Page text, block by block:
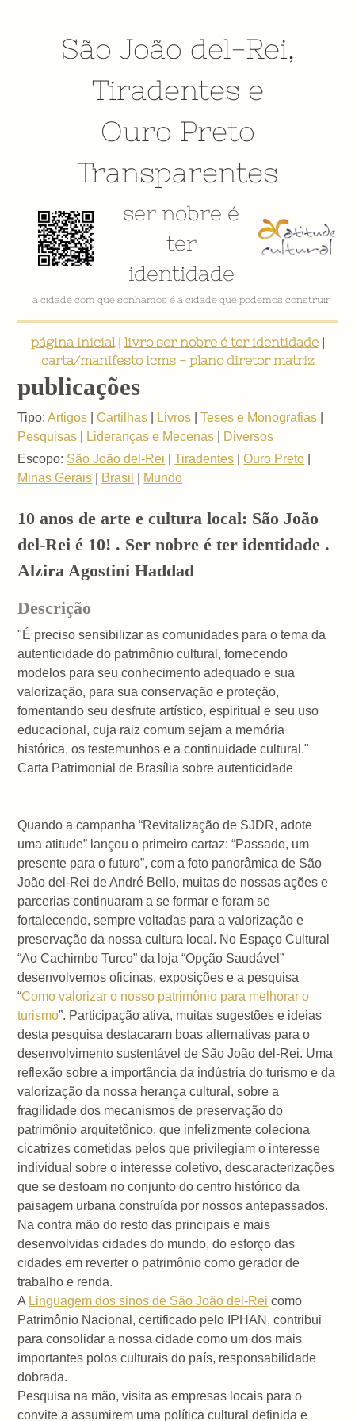
São João del-Rei,
Tiradentes e
Ouro Preto
Transparentes
ser nobre é
ter
identidade
a cidade com que sonhamos é a cidade que podemos construir
página inicial| livro ser nobre é ter identidade|
carta/manifesto icms - plano diretor matriz
publicações
Tipo: Artigos |Cartilhas Livros |Teses e Monografias
Pesquisas
Lideranças e Mecenas
Diversos
Escopo: São João del-Rei |Tiradentes |Ouro Preto
Minas Gerais
Brasil Mundo
10 anos de arte e cultura local: São João
del-Rei é 10! . Ser nobre é ter identidade .
Alzira Agostini Haddad
Descrição
"É preciso sensibilizar as comunidades para o tema da
autenticidade do patrimônio cultural, fornecendo
modelos para seu conhecimento adequado e sua
valorização, para sua conservação e proteção,
fomentando seu desfrute artístico, espiritual e seu uso
educacional, cuja raiz comum sejam a memória
histórica, os testemunhos e a continuidade cultural."
Carta Patrimonial de Brasília sobre autenticidade
Quando a campanha “Revitalização de SJDR, adote
uma atitude” lançou o primeiro cartaz: “Passado, um
presente para o futuro”, com a foto panorâmica de São
João del-Rei de André Bello, muitas de nossas ações e
parcerias continuaram a se formar e foram se
fortalecendo, sempre voltadas para a valorização e
preservação da nossa cultura local. No Espaço Cultural
“Ao Cachimbo Turco” da loja “Opção Saudável”
desenvolvemos oficinas, exposições e a pesquisa
“Como valorizar o nosso patrimônio para melhorar o
turismo”. Participação ativa, muitas sugestões e ideias
desta pesquisa destacaram boas alternativas para o
desenvolvimento sustentável de São João del-Rei. Uma
reflexão sobre a importância da indústria do turismo e da
valorização da nossa herança cultural, sobre a
fragilidade dos mecanismos de preservação do
patrimônio arquitetônico, que infelizmente coleciona
cicatrizes cometidas pelos que privilegiam o interesse
individual sobre o interesse coletivo, descaracterizações
que se destoam no conjunto do centro histórico da
paisagem urbana construída por nossos antepassados.
Na contra mão do resto das principais e mais
desenvolvidas cidades do mundo, do esforço das
cidades em reverter o patrimônio como gerador de
trabalho e renda.
A Linguagem dos sinos de São João del-Rei como
Patrimônio Nacional, certificado pelo IPHAN, contribui
para consolidar a nossa cidade como um dos mais
importantes polos culturais do país, responsabilidade
dobrada.
Pesquisa na mão, visita as empresas locais para o
convite a assumirem uma política cultural definida e